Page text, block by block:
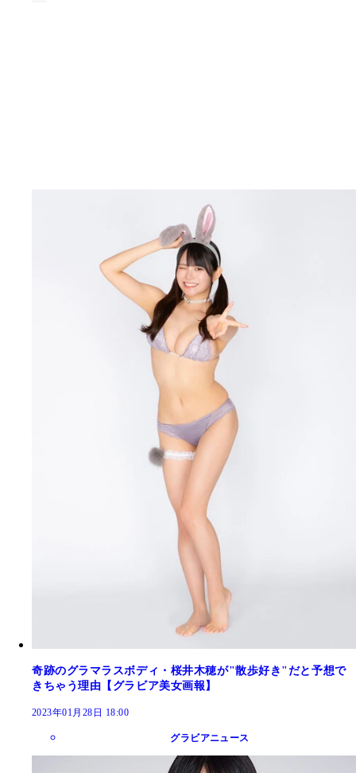
奇跡のグラマラスボディ・桜井木穂が"散歩好き"だと予想で
きちゃう理由【グラビア美女画報】
2023年01月28日 18:00
グラビアニュース